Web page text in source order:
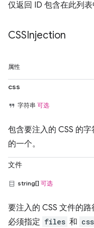
仅返回 ID 包含在此列表
CSSInjection
属性
css
字符串 可选
包含要注入的 CSS 的
的一个。
文件
string[] 可选
要注入的 CSS 文件的
必须指定 files 和 css